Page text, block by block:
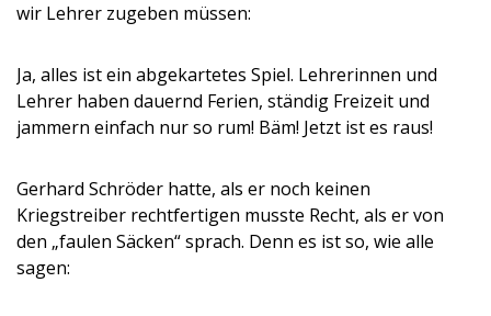
wir Lehrer zugeben müssen:
Ja, alles ist ein abgekartetes Spiel. Lehrerinnen und
Lehrer haben dauernd Ferien, ständig Freizeit und
jammern einfach nur so rum! Bäm! Jetzt ist es raus!
Gerhard Schröder hatte, als er noch keinen
Kriegstreiber rechtfertigen musste Recht, als er von
den „faulen Säcken“ sprach. Denn es ist so, wie alle
sagen: